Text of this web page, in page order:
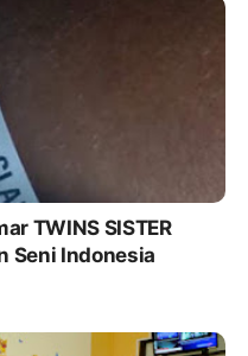
TWINS SISTER
Seni Indonesia